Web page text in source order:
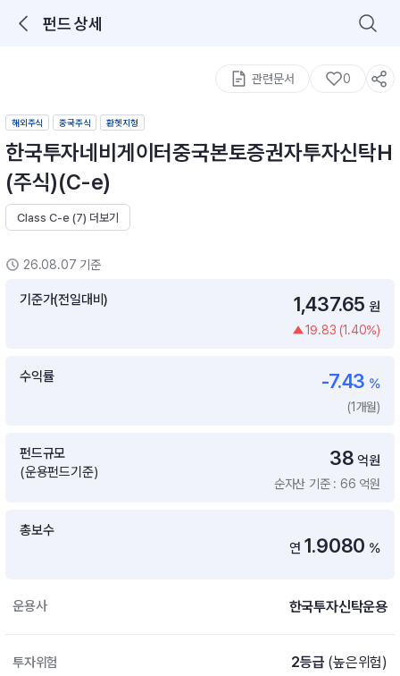
펀드 상세
구성종목 검색
관련문서 0
해외주식 중국주식 환헷지형
한국투자네비게이터중국본토증권자투자신탁H
(주식)(C-e)
Class C-e (7) 더보기
26.08.07 기준
기준가(전일대비) 1,437.65 원
19.83 (1.40%)
수익률 -7.43 %
(1개월)
펀드규모
(운용펀드기준)
38 억원
순자산 기준 : 66 억원
총보수
연 1.9080 %
운용사 한국투자신탁운용
투자위험 2등급 (높은위험)
추천 메뉴
ETF 랭킹
월배당 · 모으기 · 포트래빗 관리
월배당 포트
포트래빗 관리
미국 ETF 검색
ETF 비교
연금 ETF 검색
ETF트렌드 ETF 랭킹 · ETF 찾기 · 종목찾기
미국ETF테마
연금 펀드 검색
투자 라이브러리
ETF 처음투자
내맘대로 만들기